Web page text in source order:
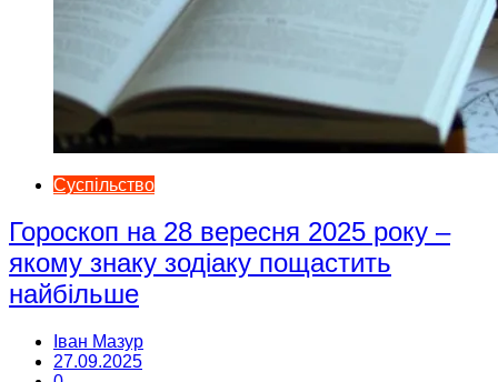
Суспільство
Гороскоп на 28 вересня 2025 року –
якому знаку зодіаку пощастить
найбільше
Іван Мазур
27.09.2025